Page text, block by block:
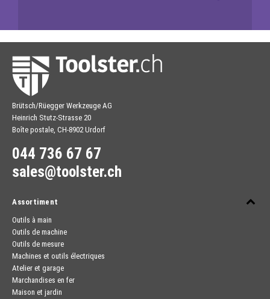
Brütsch/Rüegger Werkzeuge AG
Heinrich Stutz-Strasse 20
Boîte postale, CH-8902 Urdorf
044 736 67 67
sales@toolster.ch
Assortiment
Outils à main
Outils de machine
Outils de mesure
Machines et outils électriques
Atelier et garage
Marchandises en fer
Maison et jardin